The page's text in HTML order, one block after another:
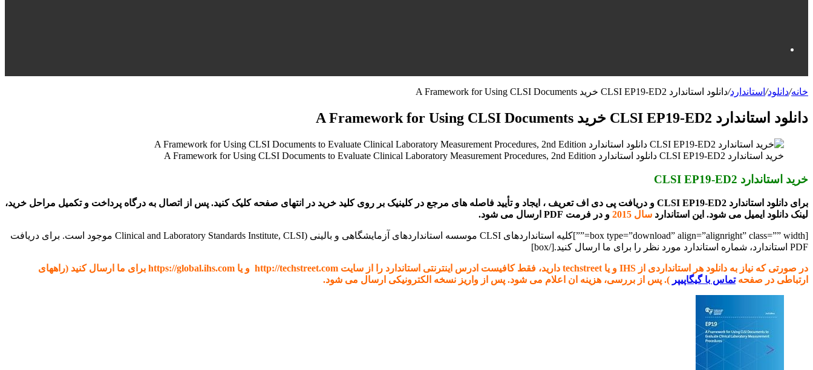
خانه/دانلود/ استاندارد/دانلود استاندارد CLSI EP19-ED2 خرید A Framework for Using CLSI Documents
دانلود استاندارد CLSI EP19-ED2 خرید A Framework for Using CLSI Documents
خرید استاندارد CLSI EP19-ED2 دانلود استاندارد A Framework for Using CLSI Documents to Evaluate Clinical Laboratory Measurement Procedures, 2nd Edition
خرید استاندارد CLSI EP19-ED2
برای دانلود استاندارد CLSI EP19-ED2 و دریافت پی دی اف تعریف ، ایجاد و تأیید فاصله های مرجع در کلینیک بر روی کلید خرید در انتهای صفحه کلیک کنید. پس از اتصال به درگاه پرداخت و تکمیل مراحل خرید،
لینک دانلود ایمیل می شود. این استاندارد سال 2015 و در فرمت PDF ارسال می شود.
[box type=”download” align=”alignright” class=”” width=””]کلیه استانداردهای CLSI موسسه استانداردهای آزمایشگاهی و بالینی (Clinical and Laboratory Standards Institute, CLSI موجود است. برای دریافت
PDF استاندارد، شماره استاندارد مورد نظر را برای ما ارسال کنید.[/box]
در صورتی که نیاز به دانلود هر استانداردی از IHS و یا techstreet دارید، فقط کافیست ادرس اینترنتی استاندارد را از سایت http://techstreet.com و یا https://global.ihs.com برای ما ارسال کنید (راههای
ارتباطی در صفحهتماس با گیگاپیپر ). پس از بررسی، هزینه ان اعلام می شود. پس از واریز نسخه الکترونیکی ارسال می شود.